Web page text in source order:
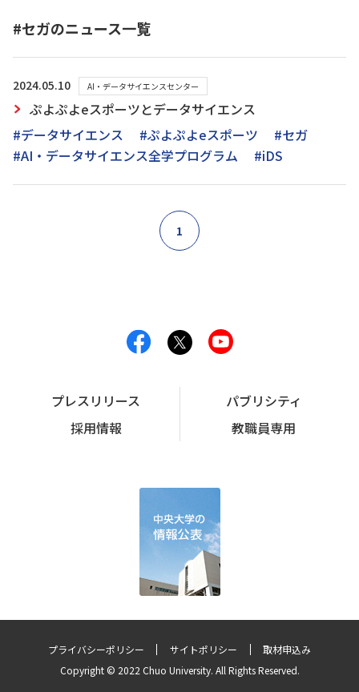
#セガのニュース一覧
2024.05.10 AI・データサイエンスセンター
ぷよぷよeスポーツとデータサイエンス
#データサイエンス
#ぷよぷよeスポーツ
#セガ
#AI・データサイエンス全学プログラム
#iDS
1
プレスリリース
パブリシティ
採用情報
教職員専用
プライバシーポリシー サイトポリシー
取材申込み
Copyright © 2022 Chuo University. All Rights Reserved.